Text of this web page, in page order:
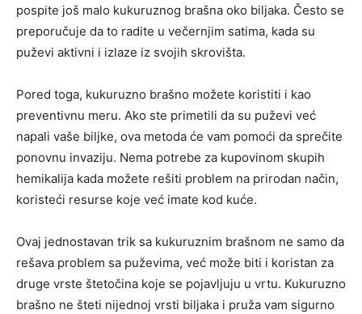
pospite još malo kukuruznog brašna oko biljaka. Često se
preporučuje da to radite u večernjim satima, kada su
puževi aktivni i izlaze iz svojih skrovišta.
Pored toga, kukuruzno brašno možete koristiti i kao
preventivnu meru. Ako ste primetili da su puževi već
napali vaše biljke, ova metoda će vam pomoći da sprečite
ponovnu invaziju. Nema potrebe za kupovinom skupih
hemikalija kada možete rešiti problem na prirodan način,
koristeći resurse koje već imate kod kuće.
Ovaj jednostavan trik sa kukuruznim brašnom ne samo da
rešava problem sa puževima, već može biti i koristan za
druge vrste štetočina koje se pojavljuju u vrtu. Kukuruzno
brašno ne šteti nijednoj vrsti biljaka i pruža vam sigurno